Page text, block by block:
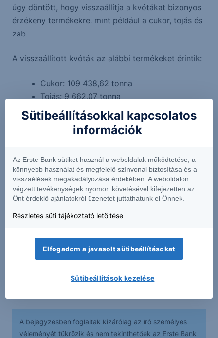
úgy döntött, hogy visszaállítja a kvótákat bizonyos
érzékeny termékekre, mint például a cukor, tojás és
zab.
A visszaállított kvóták az alábbi termékeket érintik:
Cukor: 109 438,62 tonna
Tojás: 9 662,07 tonna
Zab: 4 000 tonna
Amennyiben az import meghaladja ezeket a
érintett termékekre. Ez az úgynevezett
"vészfékrendszer" célja, hogy megvédje az uniós
piacokat a túlzott importtól. Az Európai Bizottság
hangsúlyozta, hogy a kvóták visszaállítása
ideiglenes intézkedés, és 2025 végéig lesz
folynak tárgyalások egy átfogó kereskedelmi
megállapodásról, amely hosszú távon rendezheti a
A bejegyzésben foglaltak kizárólag az író személyes
véleményét tükrözik és nem tekinthetőek az Erste Bank
Sütibeállításokkal kapcsolatos
információk
Az Erste Bank sütiket használ a weboldalak működtetése, a
könnyebb használat és megfelelő színvonal biztosítása és a
visszaélések megakadályozása érdekében. A weboldalon
végzett tevékenységek nyomon követésével kifejezetten az
Önt érdeklő ajánlatokról üzenetet juttathatunk el Önnek.
Részletes süti tájékoztató letöltése
Elfogadom a javasolt sütibeállításokat
Sütibeállítások kezelése